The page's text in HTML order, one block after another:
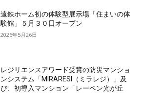
遠鉄ホーム初の体験型展示場「住まいの体
験館」５月３０日オープン
2026年5月26日
レジリエンスアワード受賞の防災マンショ
ンシステム「MIRARESI（ミラレジ）」及
び、初導入マンション「レーベン光が丘